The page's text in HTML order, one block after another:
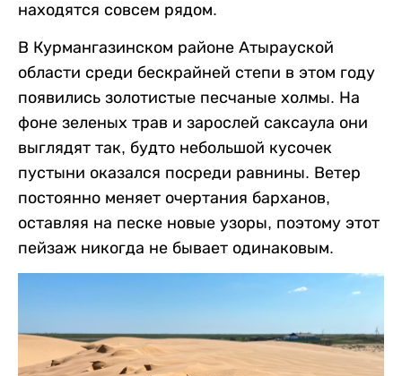
находятся совсем рядом.
В Курмангазинском районе Атырауской
области среди бескрайней степи в этом году
появились золотистые песчаные холмы. На
фоне зеленых трав и зарослей саксаула они
выглядят так, будто небольшой кусочек
пустыни оказался посреди равнины. Ветер
постоянно меняет очертания барханов,
оставляя на песке новые узоры, поэтому этот
пейзаж никогда не бывает одинаковым.